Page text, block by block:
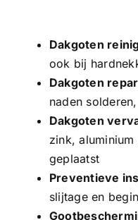
Dakgoten
ook bij
Dakgoten
naden
Dakgoten
zink, aluminium
geplaatst
Preventieve
slijtage en